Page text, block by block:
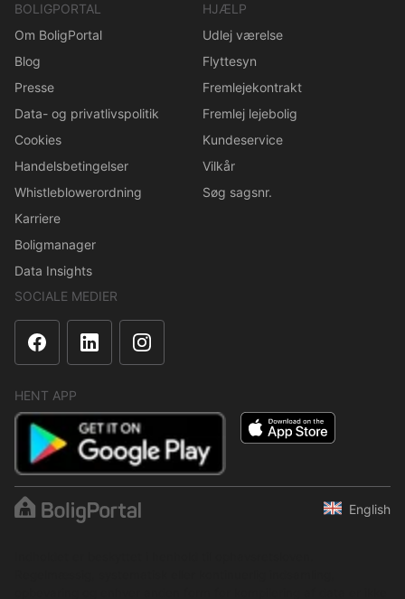
BOLIGPORTAL
Om BoligPortal
Blog
Presse
Data- og privatlivspolitik
Cookies
Handelsbetingelser
Whistleblowerordning
Karriere
Boligmanager
Data Insights
HJÆLP
Udlej værelse
Flyttesyn
Fremlejekontrakt
Fremlej lejebolig
Kundeservice
Vilkår
Søg sagsnr.
SOCIALE MEDIER
HENT APP
English